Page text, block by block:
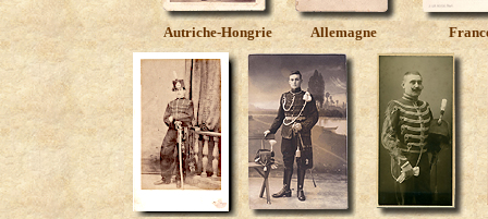
Autriche-Hongrie Allemagne